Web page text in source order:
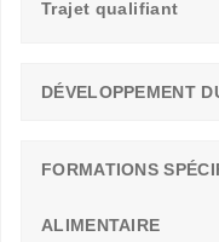
Trajet qualifiant
DÉVELOPPEMENT
FORMATIONS
ALIMENTAIRE